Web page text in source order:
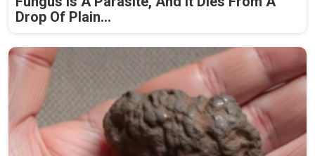
Drop Of Plain...